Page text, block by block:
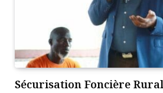
Sécurisation Foncière